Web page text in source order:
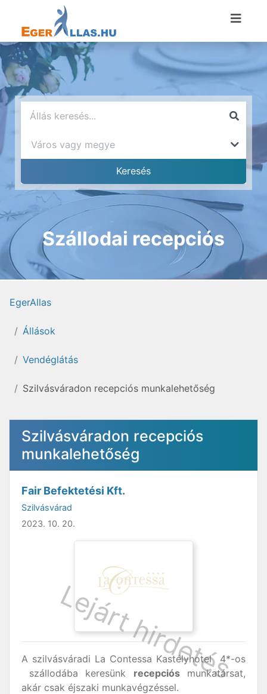
Szállodai recepciós
EgerAllas
Állások
Vendéglátás
Szilvásváradon recepciós munkalehetőség
Szilvásváradon recepciós
munkalehetőség
Fair Befektetési Kft.
Szilvásvárad
2023. 10. 20.
A szilvásváradi La Contessa Kastélyhotel 4*-os
szállodába keresünk recepciósmunkatársat,
akár csak éjszaki munkavégzéssel.